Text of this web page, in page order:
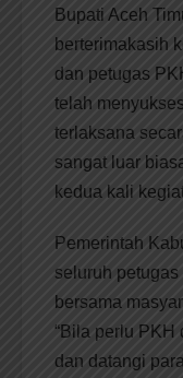
Bupati Aceh
berterimakasih
dan petugas
telah
terlaksana
sangat luar
kedua kali
Pemerintah
seluruh
bersama
“Bila perlu
dan datangi